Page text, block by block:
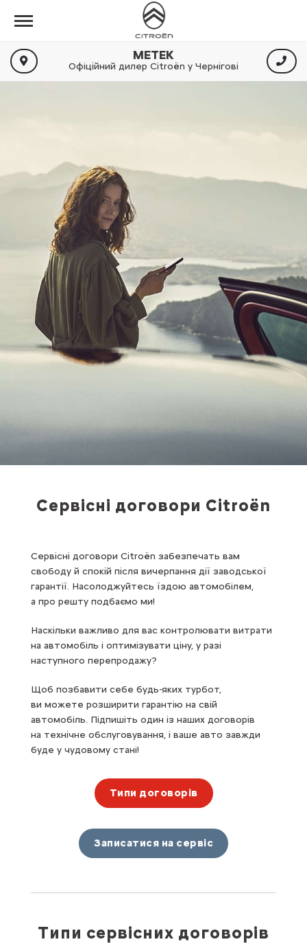
МЕТЕК
Офіційний дилер Citroën у Чернігові
Сервісні договори Citroën
Сервісні договори Citroën забезпечать вам
свободу й спокій після вичерпання дії заводської
гарантії. Насолоджуйтесь їздою автомобілем,
а про решту подбаємо ми!
Наскільки важливо для вас контролювати витрати
на автомобіль і оптимізувати ціну, у разі
наступного перепродажу?
Щоб позбавити себе будь-яких турбот,
ви можете розширити гарантію на свій
автомобіль. Підпишіть один із наших договорів
на технічне обслуговування, і ваше авто завжди
буде у чудовому стані!
Типи договорів
Записатися на сервіс
Типи сервісних договорів